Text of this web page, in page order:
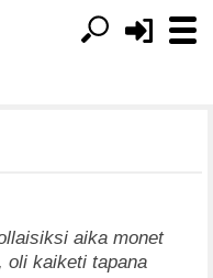
aika monet
oli kaiketi tapana